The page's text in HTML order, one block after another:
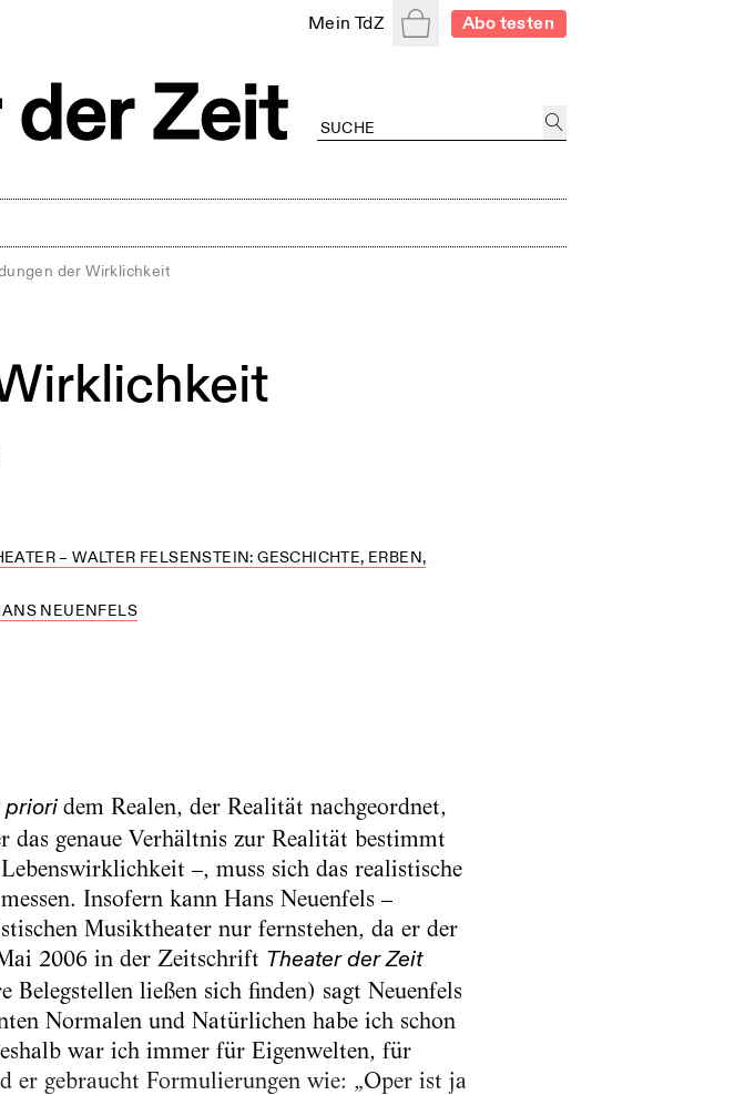
Mein TdZ WarenkorbAbo testen
der Wirklichkeit
– WALTER FELSENSTEIN: GESCHICHTE, ERBEN,
NEUENFELS
priori dem Realen, der Realität nachgeordnet,
genaue Verhältnis zur Realität bestimmt
–, muss sich das realistische
Insofern kann Hans Neuenfels –
Musiktheater nur fernstehen, da er der
2006 in der Zeitschrift Theater der Zeit
Belegstellen ließen sich finden) sagt Neuenfels
Normalen und Natürlichen habe ich schon
war ich immer für Eigenwelten, für
er gebraucht Formulierungen wie: „Oper ist ja